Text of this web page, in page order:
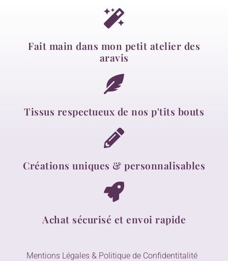
Fait main dans mon petit atelier des
aravis
Tissus respectueux de nos p'tits bouts
Créations uniques & personnalisables
Achat sécurisé et envoi rapide
Mentions Légales & Politique de Confidentitalité